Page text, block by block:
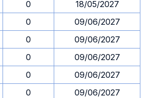
0
18/05/2027
0
09/06/2027
0
09/06/2027
0
09/06/2027
0
09/06/2027
0
09/06/2027